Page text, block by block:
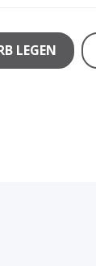
LEGEN